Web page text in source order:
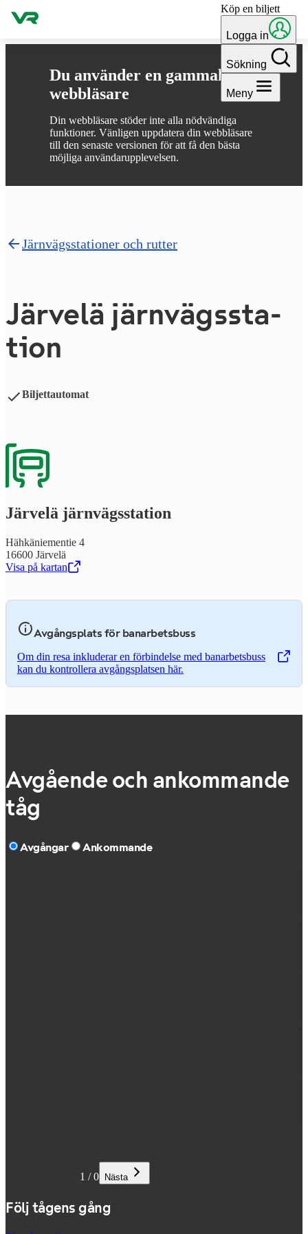
Du använder en gammal
webbläsare
Din webbläsare stöder inte alla nödvändiga
funktioner. Vänligen uppdatera din webbläsare
till den senaste versionen för att få den bästa
möjliga användarupplevelsen.
Gå till innehållet Köp en biljett
Logga in
Sökning
Meny
Järnvägsstationer och rutter
Järvelä järn­vägs­sta­
tion
Biljettautomat
Järvelä järn­vägs­sta­tion
Hähkäniementie 4
16600 Järvelä
Visa på kartan
,Öppnas i en ny flik
Avgångsplats för banarbetsbuss
Om din resa inkluderar en förbindelse med banarbetsbuss
kan du kontrollera avgångsplatsen här.
,Öppnas i en ny flik
Avgående och ankommande
tåg
Avgångar Ankommande
1 /0 Nästa
Följ tågens gång